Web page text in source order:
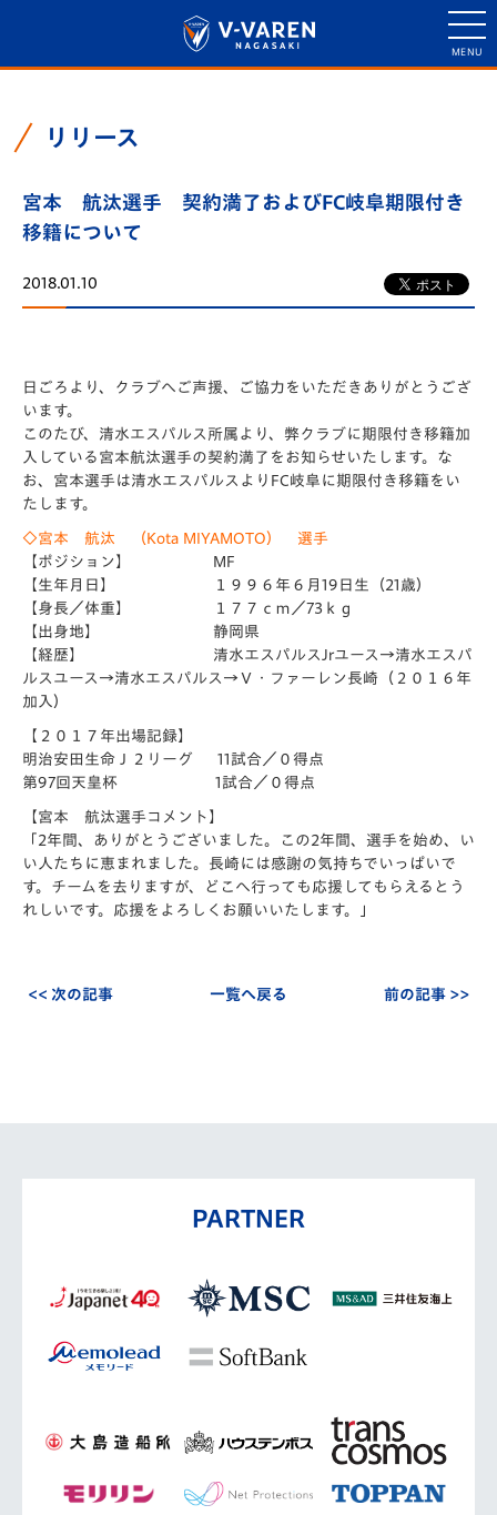
リリース
宮本 航汰選手 契約満了およびFC岐阜期限付き
移籍について
2018.01.10
日ごろより、クラブへご声援、ご協力をいただきありがとうござ
います。
このたび、清水エスパルス所属より、弊クラブに期限付き移籍加
入している宮本航汰選手の契約満了をお知らせいたします。な
お、宮本選手は清水エスパルスよりFC岐阜に期限付き移籍をい
たします。
◇宮本 航汰 （Kota MIYAMOTO） 選手
【ポジション】 MF
【生年月日】 １９９６年６月19日生（21歳）
【身長／体重】 １７７ｃｍ／73ｋｇ
【出身地】 静岡県
【経歴】 清水エスパルスJrユース→清水エスパ
ルスユース→清水エスパルス→Ｖ・ファーレン長崎（２０１６年
加入）
【２０１７年出場記録】
明治安田生命Ｊ２リーグ 11試合／０得点
第97回天皇杯 1試合／０得点
【宮本 航汰選手コメント­】
「2年間、ありがとうございました。この2年間、選手を始め、い
い人たちに恵まれました。長崎には感謝の気持ちでいっぱいで
す。チームを去りますが、どこへ行っても応援してもらえるとう
れしいです。応援をよろしくお願いいたします。」
<< 次の記事 一覧へ戻る 前の記事 >>
PARTNER